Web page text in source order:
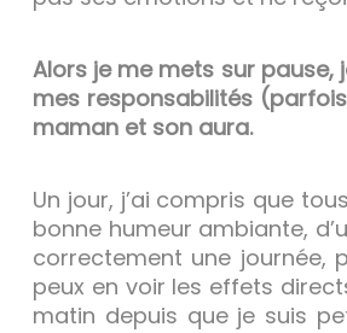
Alors je me mets sur pause,
mes responsabilités
maman et son aura.
Un jour, j’ai compris que tous
bonne humeur ambiante,
correctement une journée,
peux en voir les effets
matin depuis que je suis